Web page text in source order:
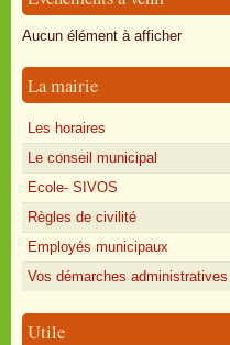
Oisly autrefois
Annonces
Aucun élément à afficher
La mairie
Les horaires
Le conseil municipal
Ecole- SIVOS
Règles de civilité
Employés municipaux
Vos démarches administratives
Utile